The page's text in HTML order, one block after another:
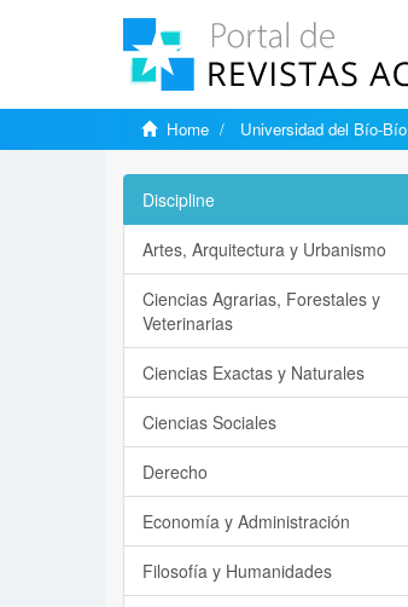
Home Universidad del Bío-Bío
Discipline
Artes, Arquitectura y Urbanismo
Ciencias Agrarias, Forestales y
Veterinarias
Ciencias Exactas y Naturales
Ciencias Sociales
Derecho
Economía y Administración
Filosofía y Humanidades